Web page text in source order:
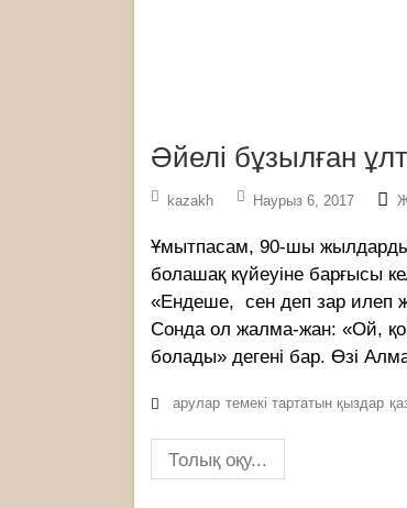
Әйелі бұзылған
kazakh Наурыз 6, 2017
Ұмытпасам, 90-шы
болашақ күйеуіне барғысы
«Ендеше, сен деп зар илеп
Сонда ол жалма-жан: «Ой,
болады» дегені бар. Өзі
арулар темекі тартатын қыздар
Толық оқу...